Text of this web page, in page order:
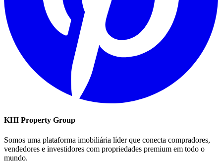
KHI Property Group
Somos uma plataforma imobiliária líder que conecta compradores,
vendedores e investidores com propriedades premium em todo o
mundo.